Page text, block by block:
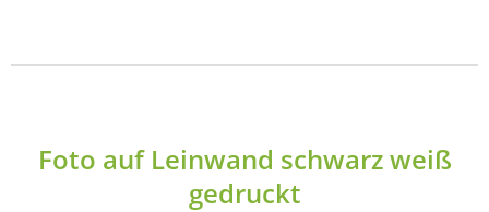
Foto auf Leinwand schwarz weiß
gedruckt